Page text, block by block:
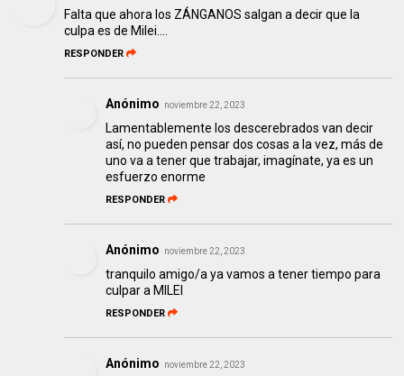
Falta que ahora los ZÁNGANOS salgan a decir que la
culpa es de Milei....
RESPONDER
Anónimo noviembre 22, 2023
Lamentablemente los descerebrados van decir
así, no pueden pensar dos cosas a la vez, más de
uno va a tener que trabajar, imagínate, ya es un
esfuerzo enorme
RESPONDER
Anónimo noviembre 22, 2023
tranquilo amigo/a ya vamos a tener tiempo para
culpar a MILEI
RESPONDER
Anónimo noviembre 22, 2023